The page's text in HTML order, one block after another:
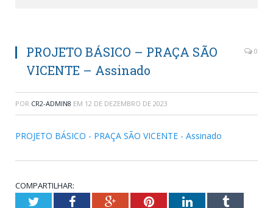
PROJETO BÁSICO – PRAÇA SÃO
VICENTE – Assinado
0
POR CR2-ADMIN8 EM 12 DE DEZEMBRO DE 2023
PROJETO BÁSICO - PRAÇA SÃO VICENTE - Assinado
COMPARTILHAR:
TwitterFacebookGoogle+PinterestLinkedInTumblr